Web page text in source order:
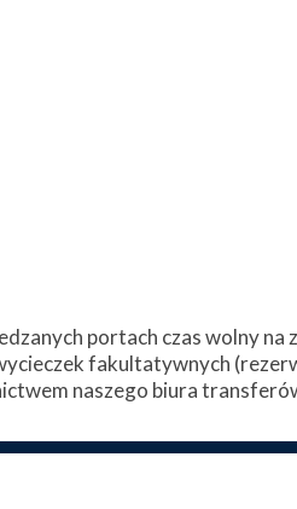
portach czas wolny
fakultatywnych
naszego biura